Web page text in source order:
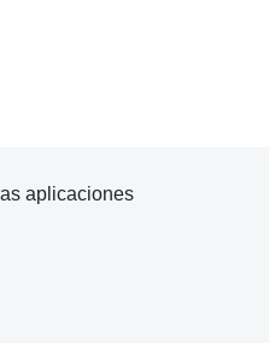
aplicaciones